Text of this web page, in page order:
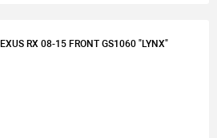
RX 08-15 FRONT GS1060 "LYNX"